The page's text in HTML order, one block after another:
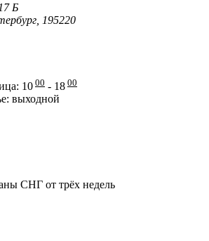
Б
195220
10 00 - 18 00
выходной
СНГ от трёх недель